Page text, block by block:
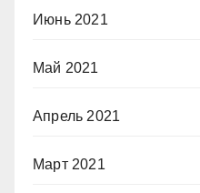
Июнь 2021
Май 2021
Апрель 2021
Март 2021